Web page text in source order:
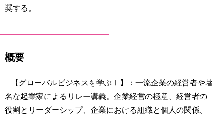
／
究
会
連
携
保
の
の
方
奨する。
概要
【グローバルビジネスを学ぶⅠ】：一流企業の経営者や著
名な起業家によるリレー講義。企業経営の極意、経営者の
役割とリーダーシップ、企業における組織と個人の関係、